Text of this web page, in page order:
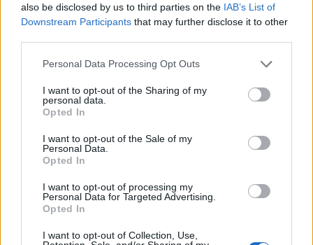
also be disclosed by us to third parties on the IAB’s List of
Downstream Participants that may further disclose it to other
Please note that this website/app uses one or more Google
not limited to your visit or usage behaviour. You may click to
grant or deny consent to Google and its third-party tags to
use your data for below specified purposes in below Google
consent section.
Personal Data Processing Opt Outs
I want to opt-out of the Sharing of my
personal data.
Opted In
I want to opt-out of the Sale of my
Personal Data.
Opted In
I want to opt-out of processing my
Personal Data for Targeted Advertising.
Opted In
I want to opt-out of Collection, Use,
Történelmi táj, amelynek minden köve mesél –
megújul a tatai Angolkert
A projekt részeként megújulnak a területen található
Várkanyarban álló Nepomuki Szent János híd és szobor is.
Bicske Kelet csomópont építése